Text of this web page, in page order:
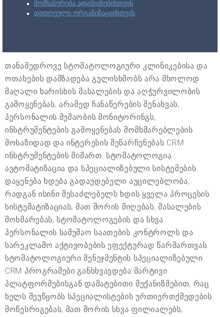
მომსახურება ადამიანებისთვის
თითოეული ორგანიზაციისთვის
თანამედროვე სტომატოლოგიური კლინიკებისა და
ოთახების დამზადება გულისხმობს არა მხოლოდ
მაღალი ხარისხის მასალების და აღჭურვილობის
გამოყენებას, არამედ ჩანაწერების შენახვას,
პერსონალის მუშაობის მონიტორინგს,
ინსტრუმენტების გამოყენებას მომხმარებლების
მოსაზიდად და ინტერესის შენარჩუნებას CRM
ინსტრუმენტების მიმართ. სტომატოლოგია.
ავტომატიზაცია და სპეციალიზებული სისტემების
დაყენება ხდება გადაუდებელი აუცილებლობა,
რადგან ისინი შესაძლებელს ხდის ყველა პროცესის
სისტემატიზაციას, მათ შორის მიღებას, მასალების
მოხმარებას, სტომატოლოგების და სხვა
პერსონალის სამუშაო საათების კონტროლს და
სარეკლამო აქტივობების ეფექტურად წარმართვას.
სტომატოლოგიური მენეჯმენტის სპეციალიზებული
CRM პროგრამები განსხვავდება მარტივი
პლატფორმებისგან დამატებითი მექანიზმებით, რაც
ხელს შეუწყობს სპეციალისტების ურთიერთქმედების
მოწესრიგებას, მათ შორის სხვა ფილიალებს,